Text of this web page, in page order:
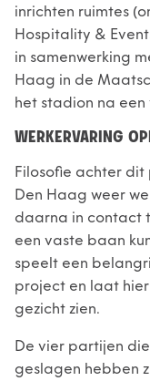
inrichten ruimtes
Hospitality &
in samenwerking
Haag in de
het stadion na een
WERKERVARING
Filosofie achter
Den Haag weer
daarna in contact
een vaste baan
speelt een
project en laat
gezicht zien.
De vier partijen
geslagen hebben